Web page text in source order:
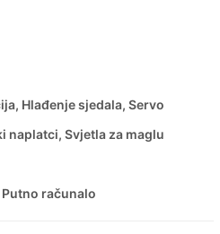
Hlađenje sjedala, Servo
naplatci, Svjetla za maglu
Putno računalo